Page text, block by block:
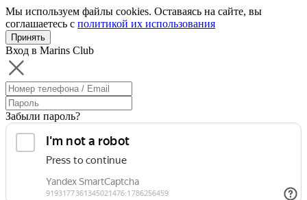
Мы используем файлы cookies. Оставаясь на сайте, вы
соглашаетесь с политикой их использования
Принять
Вход в Marins Club
Забыли пароль?